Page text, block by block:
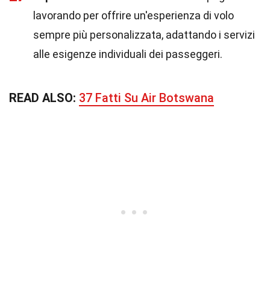
lavorando per offrire un'esperienza di volo
sempre più personalizzata, adattando i servizi
alle esigenze individuali dei passeggeri.
READ ALSO: 37 Fatti Su Air Botswana